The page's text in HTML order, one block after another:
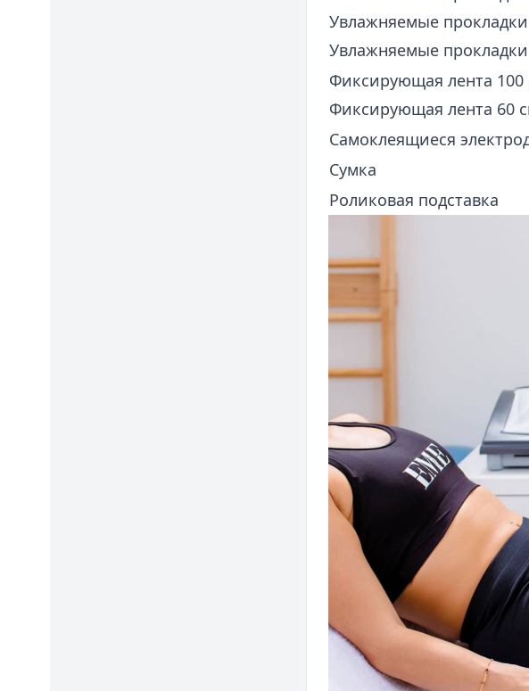
Увлажняемые
Увлажняемые
Фиксирующая лента 100
Фиксирующая лента 60
Самоклеящиеся
Сумка
Роликовая подставка